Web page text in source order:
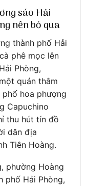
sáo Hải
nên bỏ qua
thành phố Hải
phê mọc lên
Phòng,
quán thâm
hoa phượng
Capuchino
thu hút tín đồ
dân địa
Tiên Hoàng.
phường Hoàng
phố Hải Phòng,